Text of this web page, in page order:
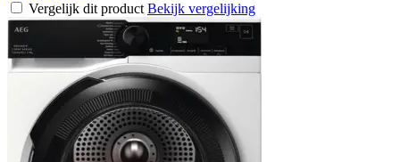
Vergelijk dit product Bekijk vergelijking